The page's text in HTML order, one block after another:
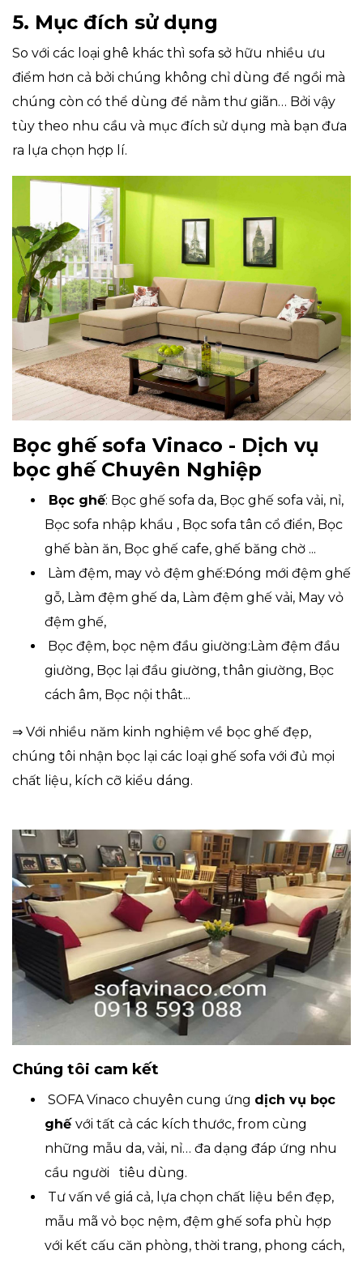
5. Mục đích sử dụng
So với các loại ghê khác thì sofa sở hữu nhiều ưu
điểm hơn cả bởi chúng không chỉ dùng để ngồi mà
chúng còn có thể dùng để nằm thư giãn… Bởi vậy
tùy theo nhu cầu và mục đích sử dụng mà bạn đưa
ra lựa chọn hợp lí.
Bọc ghế sofa Vinaco - Dịch vụ
bọc ghế Chuyên Nghiệp
Bọc ghế: Bọc ghế sofa da, Bọc ghế sofa vải, nỉ,
Bọc sofa nhập khẩu , Bọc sofa tân cổ điển, Bọc
ghế bàn ăn, Bọc ghế cafe, ghế băng chờ ...
Làm đệm, may vỏ đệm ghế:Đóng mới đệm ghế
gỗ, Làm đệm ghế da, Làm đệm ghế vải, May vỏ
đệm ghế,
Bọc đệm, bọc nệm đầu giường:Làm đệm đầu
giường, Bọc lại đầu giường, thân giường, Bọc
cách âm, Bọc nội thât...
⇒​​​​​​​ Với nhiều năm kinh nghiệm về bọc ghế đẹp,
chúng tôi nhận bọc lại các loại ghế sofa với đủ mọi
chất liệu, kích cỡ kiểu dáng.
Chúng tôi cam kết
SOFA Vinaco chuyên cung ứng dịch vụ bọc
ghế với tất cả các kích thước, from cùng
những mẫu da, vải, nỉ… đa dạng đáp ứng nhu
cầu người tiêu dùng.
Tư vấn về giá cả, lựa chọn chất liệu bền đẹp,
mẫu mã vỏ bọc nệm, đệm ghế sofa phù hợp
với kết cấu căn phòng, thời trang, phong cách,